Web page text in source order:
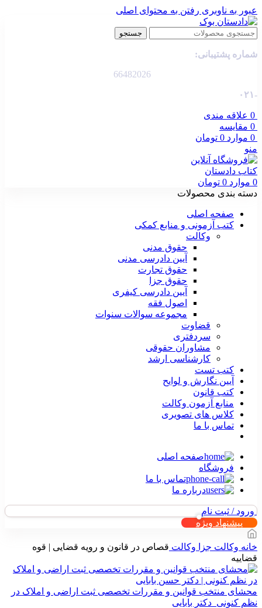
عبور به ناوبری رفتن به محتوای اصلی
جستجو
شماره پشتیبانی:
66482026
-۰۲۱
0 علاقه مندی
0 مقایسه
0 موارد 0 تومان
منو
0 موارد 0 تومان
دسته بندی محصولات
صفحه اصلی
کتب آزمونی و منابع کمکی
وکالت
حقوق مدنی
آیین دادرسی مدنی
حقوق تجارت
حقوق جزا
آیین دادرسی کیفری
اصول فقه
مجموعه سوالات سنوات
قضاوت
سردفتری
مشاوران حقوقی
کارشناسی ارشد
کتب تست
آیین نگارش و لوایح
کتب قانون
منابع آزمون وکالت
کلاس های تصویری
تماس با ما
صفحه اصلی
فروشگاه
تماس با ما
درباره ما
ورود / ثبت نام
پیشنهاد ویژه
خانه وکالت جزا وکالت قصاص در قانون و رویه قضایی | قوه
قضاییه
محشای منتخب قوانین و مقررات تخصصی ثبت اراضی و املاک در
نظم کنونی_دکتر بابایی